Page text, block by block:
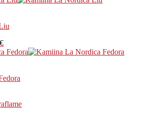
€Hintaluokka:
2969,90 €